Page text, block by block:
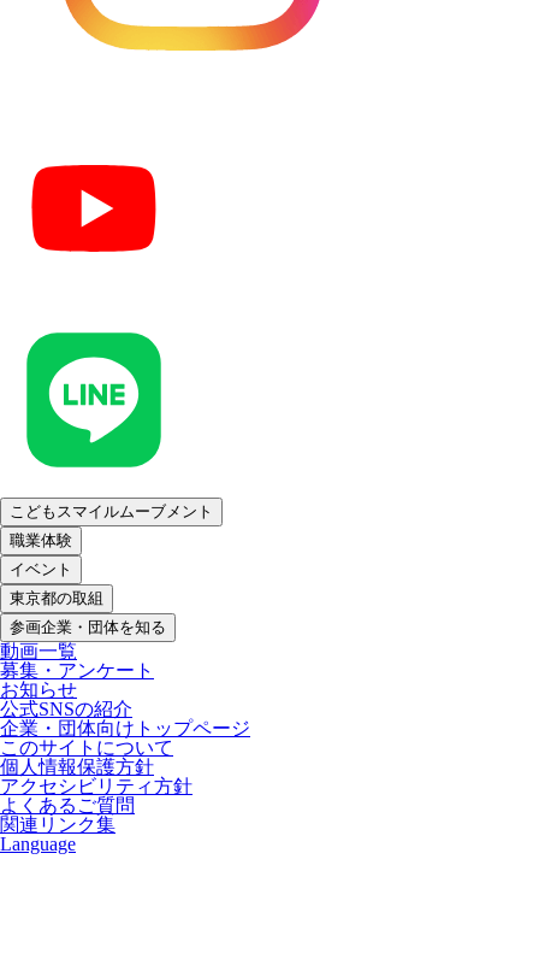
こどもスマイルムーブメント
職業体験
イベント
東京都の取組
参画企業・団体を知る
動画一覧
募集・アンケート
お知らせ
公式SNSの紹介
企業・団体向けトップページ
このサイトについて
個人情報保護方針
アクセシビリティ方針
よくあるご質問
関連リンク集
Language